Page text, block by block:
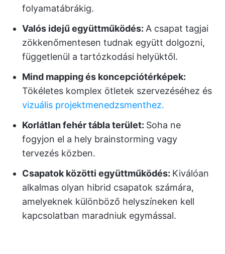
folyamatábrákig.
Valós idejű együttműködés: A csapat tagjai
zökkenőmentesen tudnak együtt dolgozni,
függetlenül a tartózkodási helyüktől.
Mind mapping és koncepciótérképek:
Tökéletes komplex ötletek szervezéséhez és
vizuális projektmenedzsmenthez.
Korlátlan fehér tábla terület: Soha ne
fogyjon el a hely brainstorming vagy
tervezés közben.
Csapatok közötti együttműködés: Kiválóan
alkalmas olyan hibrid csapatok számára,
amelyeknek különböző helyszíneken kell
kapcsolatban maradniuk egymással.